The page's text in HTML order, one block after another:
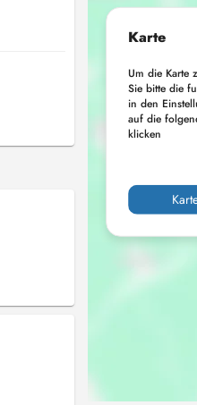
Karte
Um die Karte
Sie bitte die
in den
auf die
klicken